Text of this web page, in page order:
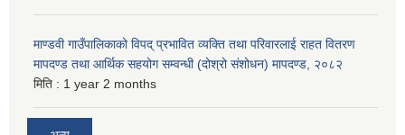
माण्डवी गाउँपालिकाको विपद् प्रभावित व्यक्ति तथा परिवारलाई राहत वितरण
मापदण्ड तथा आर्थिक सहयोग सम्वन्धी (दोश्रो संशोधन) मापदण्ड, २०८२
मिति : 1 year 2 months